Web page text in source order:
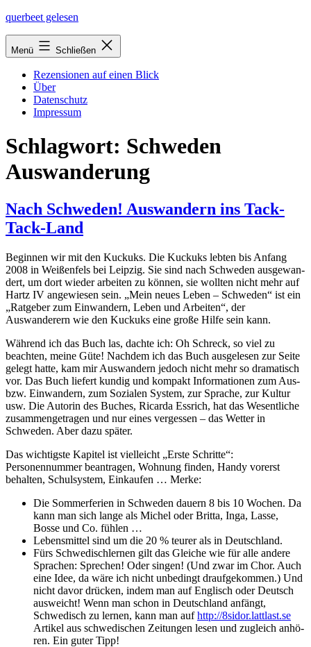
Zum
springen
querbeet gelesen
Menü Schließen
Rezensionen auf einen Blick
Über
Datenschutz
Impressum
Schlagwort: Schweden
Auswanderung
Nach Schweden! Auswandern ins Tack-
Tack-Land
Beginnen wir mit den Kuckuks. Die Kuckuks leb­ten bis Anfang
2008 in Weißenfels bei Leipzig. Sie sind nach Schweden aus­ge­wan­
dert, um dort wie­der arbei­ten zu kön­nen, sie woll­ten nicht mehr auf
Hartz IV ange­wie­sen sein. „Mein neu­es Leben – Schweden“ ist ein
„Ratgeber zum Einwandern, Leben und Arbeiten“, der
Auswanderern wie den Kuckuks eine gro­ße Hilfe sein kann.
Während ich das Buch las, dach­te ich: Oh Schreck, so viel zu
beach­ten, mei­ne Güte! Nachdem ich das Buch aus­ge­le­sen zur Seite
gelegt hat­te, kam mir Auswandern jedoch nicht mehr so dra­ma­tisch
vor. Das Buch lie­fert kun­dig und kom­pakt Informationen zum Aus-
bzw. Einwandern, zum Sozialen System, zur Sprache, zur Kultur
usw. Die Autorin des Buches, Ricarda Essrich, hat das Wesentliche
zusam­men­ge­tra­gen und nur eines ver­ges­sen – das Wetter in
Schweden. Aber dazu später.
Das wich­tigs­te Kapitel ist viel­leicht „Erste Schritte“:
Personennummer bean­tra­gen, Wohnung fin­den, Handy vor­erst
behal­ten, Schulsystem, Einkaufen … Merke:
Die Sommerferien in Schweden dau­ern 8 bis 10 Wochen. Da
kann man sich lan­ge als Michel oder Britta, Inga, Lasse,
Bosse und Co. fühlen …
Lebensmittel sind um die 20 % teu­rer als in Deutschland.
Fürs Schwedischlernen gilt das Gleiche wie für alle ande­re
Sprachen: Sprechen! Oder sin­gen! (Und zwar im Chor. Auch
eine Idee, da wäre ich nicht unbe­dingt drauf­ge­kom­men.) Und
nicht davor drü­cken, indem man auf Englisch oder Deutsch
aus­weicht! Wenn man schon in Deutschland anfängt,
Schwedisch zu ler­nen, kann man aufhttp://8sidor.lattlast.se
Artikel aus schwe­di­schen Zeitungen lesen und zugleich anhö­
ren. Ein guter Tipp!